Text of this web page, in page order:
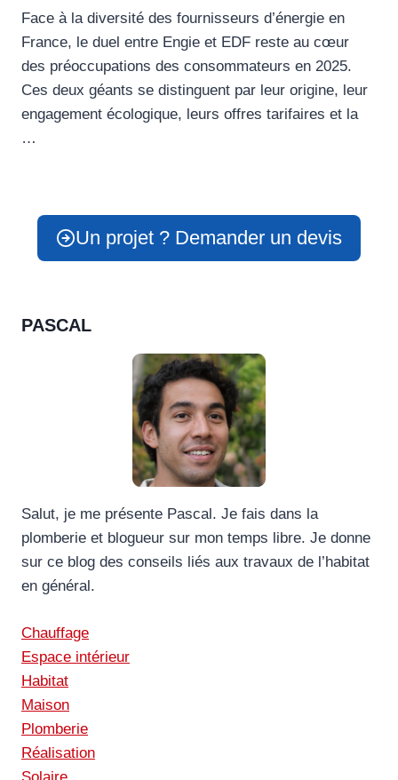
Face à la diversité des fournisseurs d’énergie en
France, le duel entre Engie et EDF reste au cœur
des préoccupations des consommateurs en 2025.
Ces deux géants se distinguent par leur origine, leur
engagement écologique, leurs offres tarifaires et la
…
Un projet ? Demander un devis
PASCAL
Salut, je me présente Pascal. Je fais dans la
plomberie et blogueur sur mon temps libre. Je donne
sur ce blog des conseils liés aux travaux de l’habitat
en général.
Chauffage
Espace intérieur
Habitat
Maison
Plomberie
Réalisation
Solaire